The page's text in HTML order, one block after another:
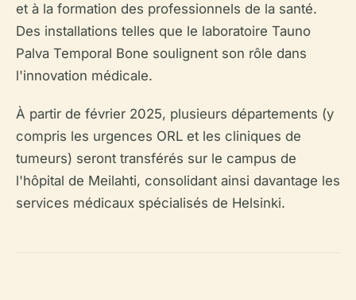
et à la formation des professionnels de la santé.
Des installations telles que le laboratoire Tauno
Palva Temporal Bone soulignent son rôle dans
l'innovation médicale.
À partir de février 2025, plusieurs départements (y
compris les urgences ORL et les cliniques de
tumeurs) seront transférés sur le campus de
l'hôpital de Meilahti, consolidant ainsi davantage les
services médicaux spécialisés de Helsinki.